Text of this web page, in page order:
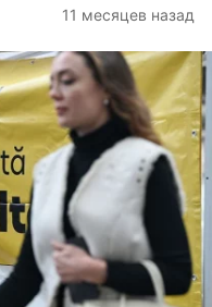
11 месяцев назад